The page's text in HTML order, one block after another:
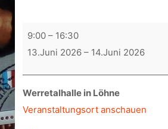
Westfalen-
Weser-
9:00 – 16:30
13.Juni 2026 – 14.Juni 2026
Werretalhalle in Löhne
Veranstaltungsort anschauen